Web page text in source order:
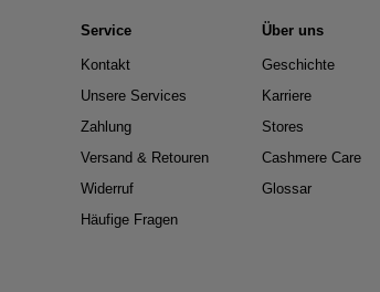
Service
Kontakt
Unsere Services
Zahlung
Versand & Retouren
Widerruf
Häufige Fragen
Über uns
Geschichte
Karriere
Stores
Cashmere Care
Glossar